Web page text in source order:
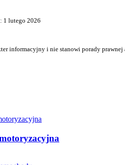
1 lutego 2026
informacyjny i nie stanowi porady